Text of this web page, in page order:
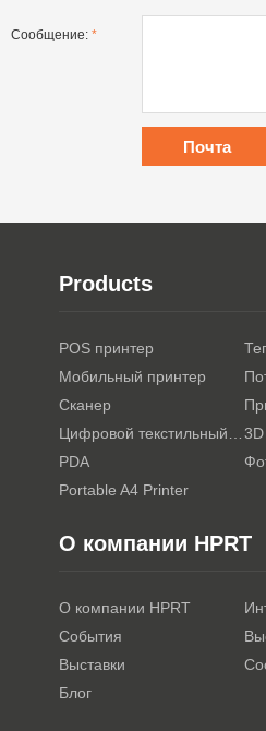
Сообщение: *
Products
POS принтер
Мобильный принтер
Сканер
Цифровой текстильный принтер
PDA
Portable A4 Printer
О компании HPRT
О компании HPRT
События
Выставки
Блог